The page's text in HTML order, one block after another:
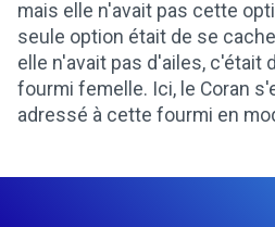
mais elle n'avait pas cette
seule option était de se
elle n'avait pas d'ailes, c'était
fourmi femelle. Ici, le Coran
adressé à cette fourmi en